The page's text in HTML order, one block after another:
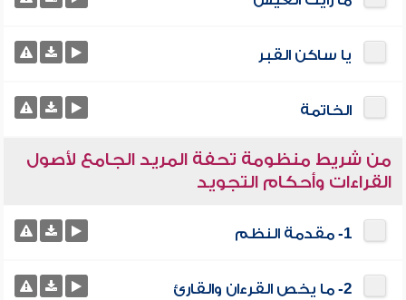
يا ساكن القبر
الخاتمة
من شريط منظومة تحفة المريد الجامع لأصول
القراءات وأحكام التجويد
1- مقدمة النظم
2- ما يخص القرءان والقارئ